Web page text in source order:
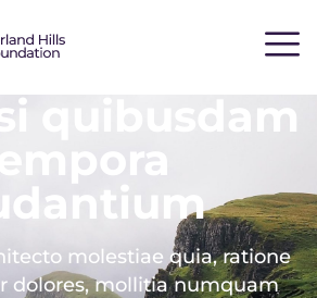
quibusdam
molestiae quia, ratione
dolores, mollitia numquam